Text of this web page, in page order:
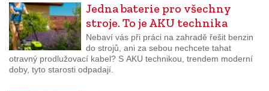
Jedna baterie pro všechny
stroje. To je AKU technika
Nebaví vás při práci na zahradě řešit benzin
do strojů, ani za sebou nechcete tahat
otravný prodlužovací kabel? S AKU technikou, trendem moderní
doby, tyto starosti odpadají.